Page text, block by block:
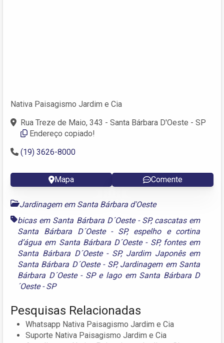
Nativa Paisagismo Jardim e Cia
Rua Treze de Maio, 343 - Santa Bárbara D'Oeste - SP
Endereço copiado!
(19) 3626-8000
Mapa Comente
Jardinagem em Santa Bárbara d'Oeste
bicas em Santa Bárbara D´Oeste - SP, cascatas em
Santa Bárbara D´Oeste - SP, espelho e cortina
d’água em Santa Bárbara D´Oeste - SP, fontes em
Santa Bárbara D´Oeste - SP, Jardim Japonês em
Santa Bárbara D´Oeste - SP, Jardinagem em Santa
Bárbara D´Oeste - SPe lago em Santa Bárbara D
´Oeste - SP
Pesquisas Relacionadas
Whatsapp Nativa Paisagismo Jardim e Cia
Suporte Nativa Paisagismo Jardim e Cia